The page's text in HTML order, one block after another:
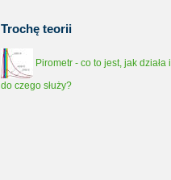
Trochę teorii
Pirometr - co to jest, jak działa i
do czego służy?